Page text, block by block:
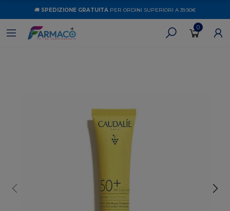
🚚 SPEDIZIONE GRATUITAPER ORDINI SUPERIORI A 39.90€
0